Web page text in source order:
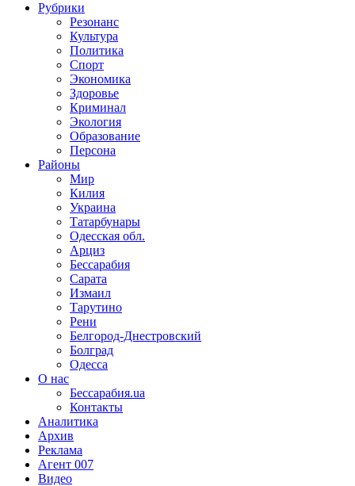
Рубрики
Резонанс
Культура
Политика
Спорт
Экономика
Здоровье
Криминал
Экология
Образование
Персона
Районы
Мир
Килия
Украина
Татарбунары
Одесская обл.
Арциз
Бессарабия
Сарата
Измаил
Тарутино
Рени
Белгород-Днестровский
Болград
Одесса
О нас
Бессарабия.ua
Контакты
Аналитика
Архив
Реклама
Агент 007
Видео